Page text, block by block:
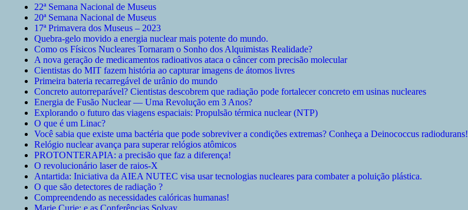
22ª Semana Nacional de Museus
20ª Semana Nacional de Museus
17ª Primavera dos Museus – 2023
Quebra-gelo movido a energia nuclear mais potente do mundo.
Como os Físicos Nucleares Tornaram o Sonho dos Alquimistas Realidade?
A nova geração de medicamentos radioativos ataca o câncer com precisão molecular
Cientistas do MIT fazem história ao capturar imagens de átomos livres
Primeira bateria recarregável de urânio do mundo
Concreto autorreparável? Cientistas descobrem que radiação pode fortalecer concreto em usinas nucleares
Energia de Fusão Nuclear — Uma Revolução em 3 Anos?
Explorando o futuro das viagens espaciais: Propulsão térmica nuclear (NTP)
O que é um Linac?
Você sabia que existe uma bactéria que pode sobreviver a condições extremas? Conheça a Deinococcus radiodurans!
Relógio nuclear avança para superar relógios atômicos
PROTONTERAPIA: a precisão que faz a diferença!
O revolucionário laser de raios-X
Antartida: Iniciativa da AIEA NUTEC visa usar tecnologias nucleares para combater a poluição plástica.
O que são detectores de radiação ?
Compreendendo as necessidades calóricas humanas!